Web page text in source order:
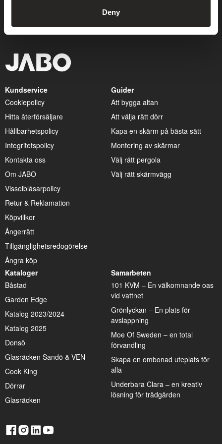
Deny
Kundservice
Cookiepolicy
Hitta återförsäljare
Hållbarhetspolicy
Integritetspolicy
Kontakta oss
Om JABO
Visselblåsarpolicy
Retur & Reklamation
Köpvillkor
Ångerrätt
Tillgänglighetsredogörelse
Ångra köp
Guider
Att bygga altan
Att välja rätt dörr
Kapa en skärm på bästa sätt
Montering av skärmar
Välj rätt pergola
Välj rätt skärmvägg
Kataloger
Båstad
Garden Edge
Katalog 2023/2024
Katalog 2025
Donsö
Glasräcken Sandö & VEN
Cook King
Dörrar
Glasräcken
Samarbeten
101 KVM – En välkomnande oas
vid vattnet
Grönlyckan – En plats för
avslappning
Moe Of Sweden – en total
förvandling
Skapa en ombonad uteplats för
alla
Underbara Clara – en kreativ
lösning för trädgården